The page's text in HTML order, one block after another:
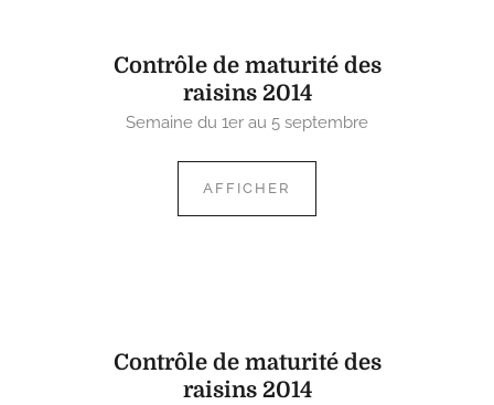
Contrôle de maturité des
raisins 2014
Semaine du 1er au 5 septembre
AFFICHER
Contrôle de maturité des
raisins 2014